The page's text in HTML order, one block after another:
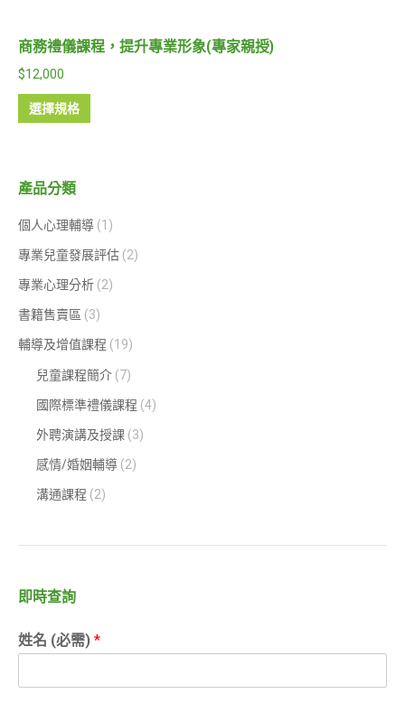
商務禮儀課程，提升專業形象(專家親授)
$12,000
選擇規格
產品分類
個人心理輔導 (1)
專業兒童發展評估 (2)
專業心理分析 (2)
書籍售賣區 (3)
輔導及增值課程 (19)
兒童課程簡介 (7)
國際標準禮儀課程 (4)
外聘演講及授課 (3)
感情/婚姻輔導 (2)
溝通課程 (2)
即時查詢
姓名 (必需) *